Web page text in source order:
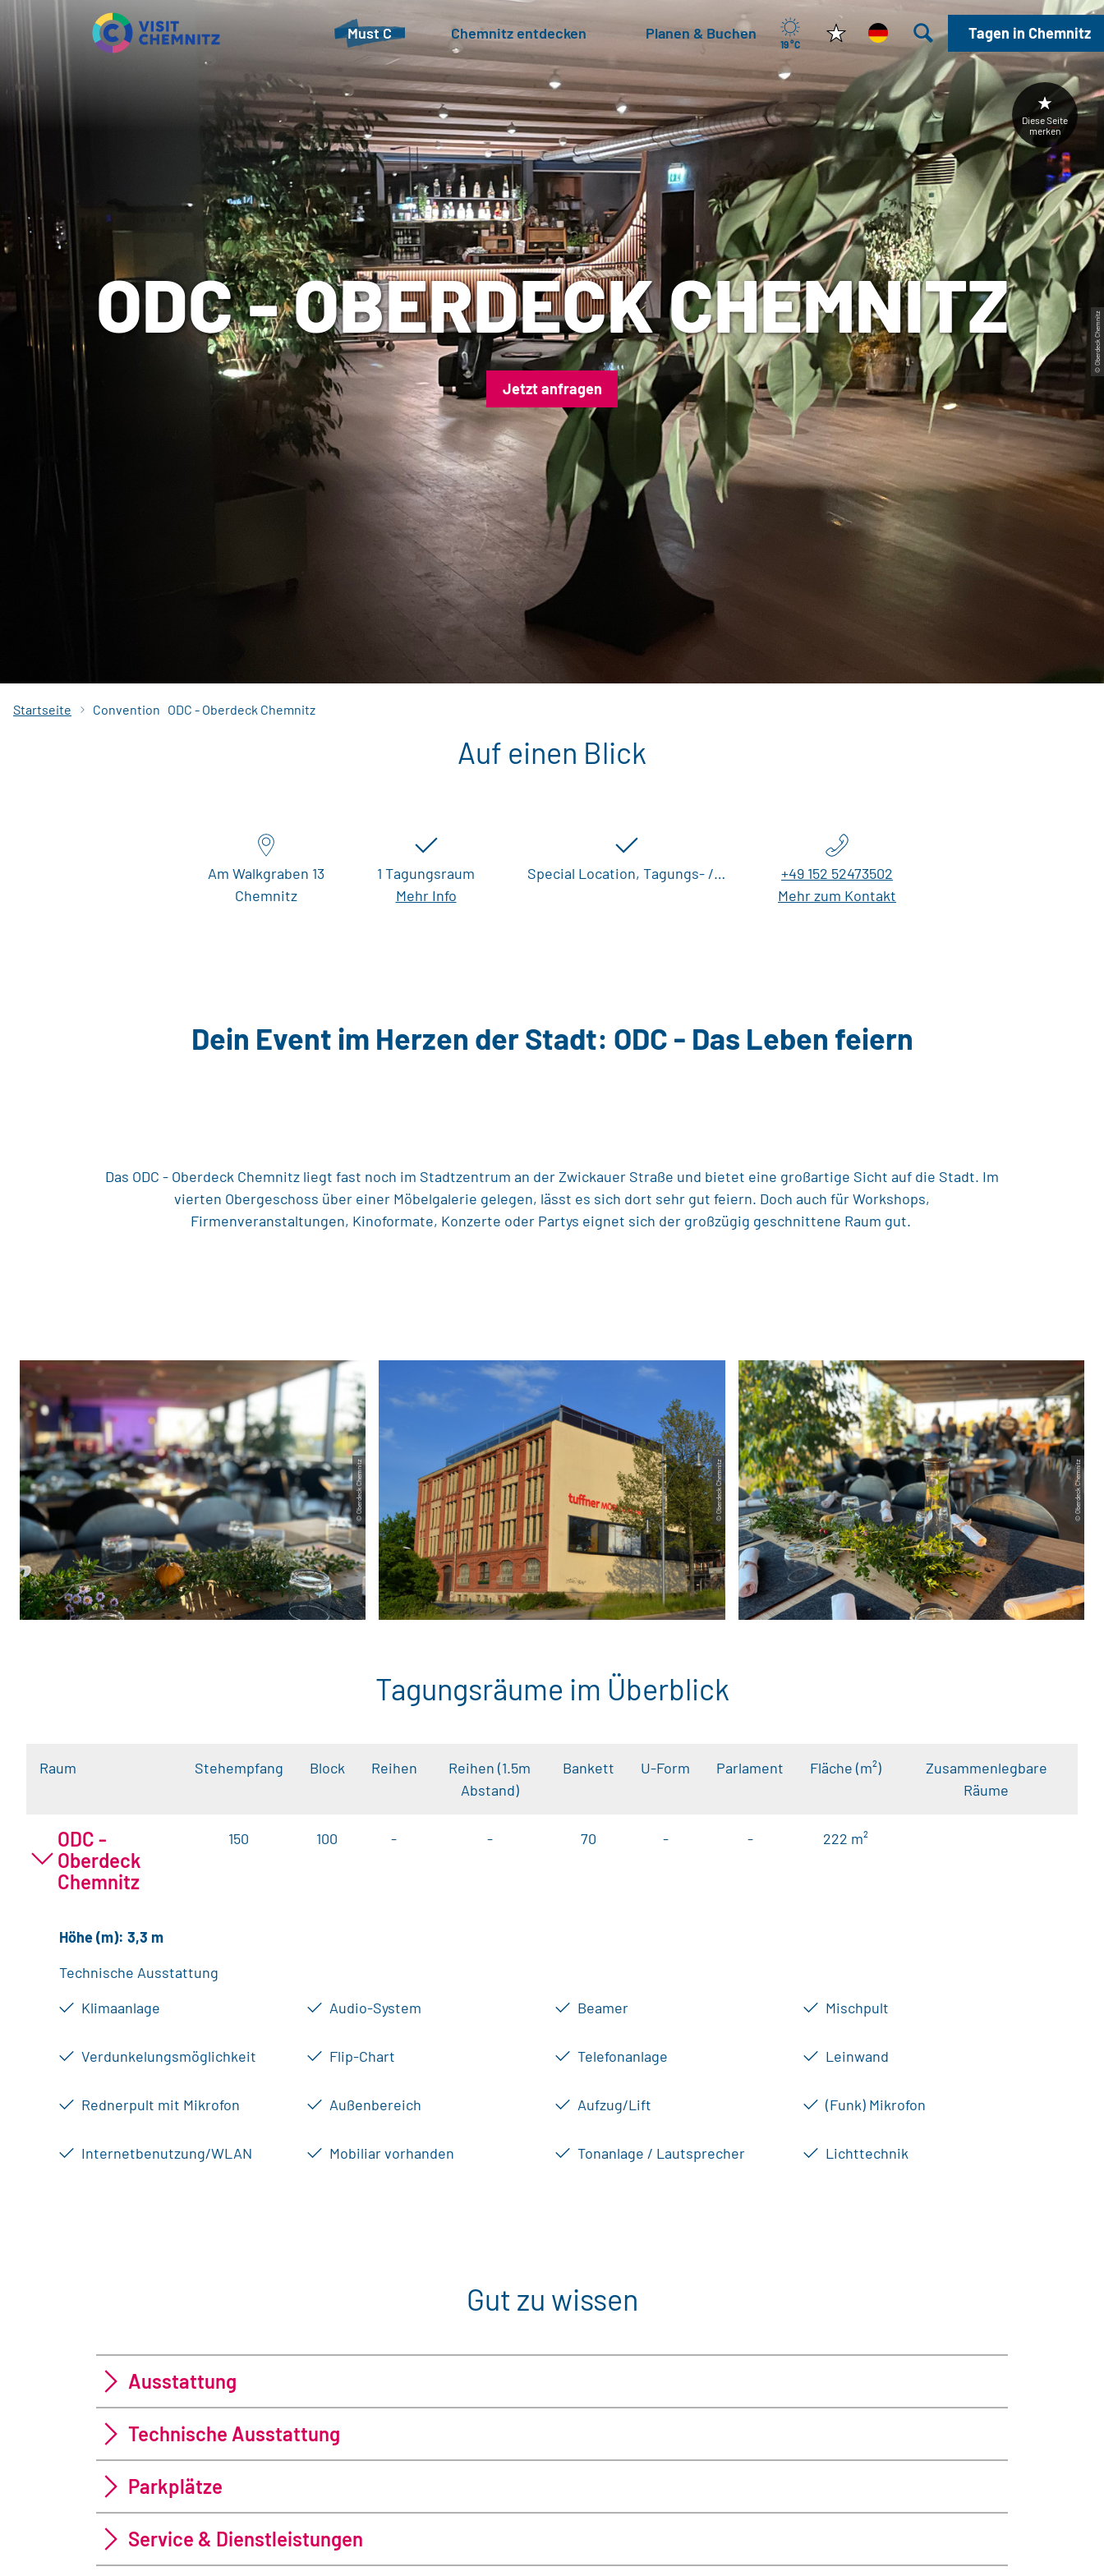
Must C Chemnitz entdecken Planen & Buchen
19 °C
Tagen in Chemnitz
© Oberdeck Chemnitz
ODC - OBERDECK CHEMNITZ
Jetzt anfragen
Startseite Convention ODC - Oberdeck Chemnitz
Auf einen Blick
Am Walkgraben 13
Chemnitz
1 Tagungsraum
Mehr Info
Special Location, Tagungs- /…
+49 152 52473502
Mehr zum Kontakt
Dein Event im Herzen der Stadt: ODC - Das Leben feiern
Das ODC - Oberdeck Chemnitz liegt fast noch im Stadtzentrum an der Zwickauer Straße und bietet eine großartige Sicht auf die Stadt. Im
vierten Obergeschoss über einer Möbelgalerie gelegen, lässt es sich dort sehr gut feiern. Doch auch für Workshops,
Firmenveranstaltungen, Kinoformate, Konzerte oder Partys eignet sich der großzügig geschnittene Raum gut.
© Oberdeck Chemnitz © Oberdeck Chemnitz © Oberdeck Chemnitz
Tagungsräume im Überblick
Raum Stehempfang Block Reihen
Reihen (1.5m
Abstand)
Bankett U-Form Parlament Fläche (m²)
Zusammenlegbare
Räume
ODC -
Oberdeck
Chemnitz
150 100 - - 70 - - 222 m²
Höhe (m): 3,3 m
Technische Ausstattung
Klimaanlage
Audio-System Beamer Mischpult
Verdunkelungsmöglichkeit Flip-Chart Telefonanlage Leinwand
Rednerpult mit Mikrofon Außenbereich Aufzug/Lift (Funk) Mikrofon
Internetbenutzung/WLAN Mobiliar vorhanden Tonanlage / Lautsprecher Lichttechnik
Gut zu wissen
Ausstattung
Technische Ausstattung
Parkplätze
Service & Dienstleistungen
Diese Seite
merken